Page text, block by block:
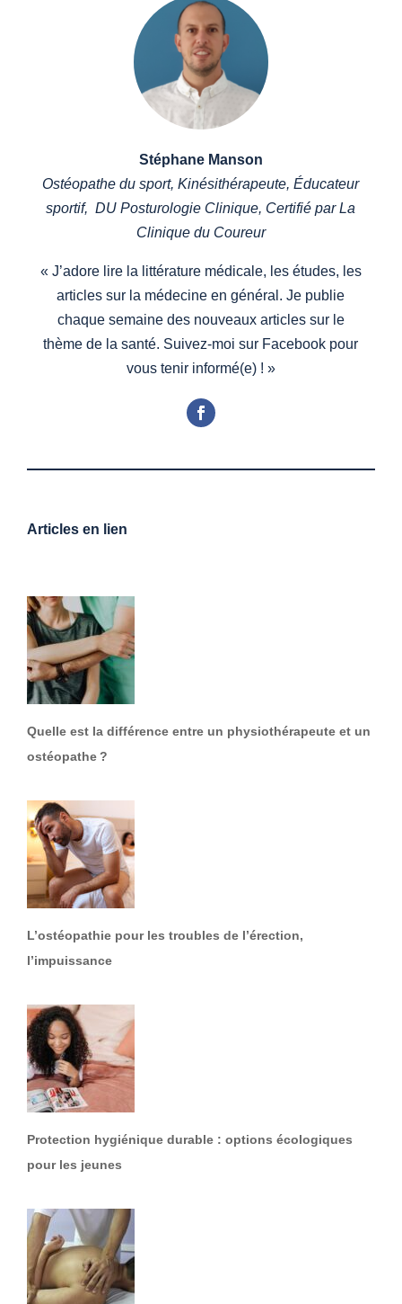
Stéphane Manson
Ostéopathe du sport, Kinésithérapeute, Éducateur
sportif, DU Posturologie Clinique, Certifié par La
Clinique du Coureur
« J’adore lire la littérature médicale, les études, les
articles sur la médecine en général. Je publie
chaque semaine des nouveaux articles sur le
thème de la santé. Suivez-moi sur Facebook pour
vous tenir informé(e) ! »
Articles en lien
Quelle est la différence entre un physiothérapeute et un
ostéopathe ?
L’ostéopathie pour les troubles de l’érection,
l’impuissance
Protection hygiénique durable : options écologiques
pour les jeunes